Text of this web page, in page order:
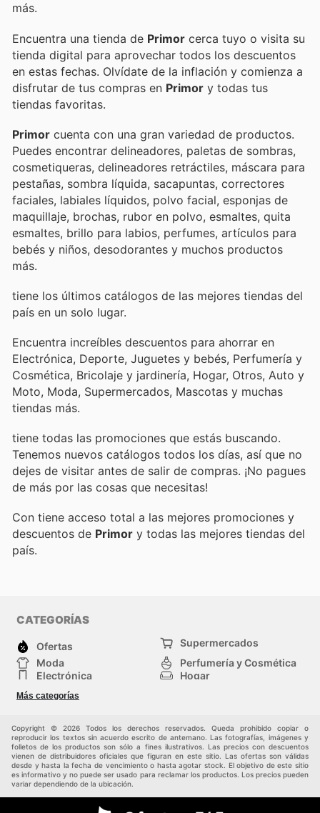
más.
Encuentra una tienda de Primor cerca tuyo o visita su
tienda digital para aprovechar todos los descuentos
en estas fechas. Olvídate de la inflación y comienza a
disfrutar de tus compras en Primor y todas tus
tiendas favoritas.
Primor cuenta con una gran variedad de productos.
Puedes encontrar delineadores, paletas de sombras,
cosmetiqueras, delineadores retráctiles, máscara para
pestañas, sombra líquida, sacapuntas, correctores
faciales, labiales líquidos, polvo facial, esponjas de
maquillaje, brochas, rubor en polvo, esmaltes, quita
esmaltes, brillo para labios, perfumes, artículos para
bebés y niños, desodorantes y muchos productos
más.
tiene los últimos catálogos de las mejores tiendas del
país en un solo lugar.
Encuentra increíbles descuentos para ahorrar en
Electrónica, Deporte, Juguetes y bebés, Perfumería y
Cosmética, Bricolaje y jardinería, Hogar, Otros, Auto y
Moto, Moda, Supermercados, Mascotas y muchas
tiendas más.
tiene todas las promociones que estás buscando.
Tenemos nuevos catálogos todos los días, así que no
dejes de visitar antes de salir de compras. ¡No pagues
de más por las cosas que necesitas!
Con tiene acceso total a las mejores promociones y
descuentos de Primor y todas las mejores tiendas del
país.
CATEGORÍAS
Ofertas
Supermercados
Moda
Perfumería y Cosmética
Electrónica
Hogar
Deporte
Juguetes y bebés
Más categorías
Copyright © 2026 Todos los derechos reservados. Queda prohibido copiar o
reproducir los textos sin acuerdo escrito de antemano. Las fotografías, imágenes y
folletos de los productos son sólo a fines ilustrativos. Las precios con descuentos
vienen de distribuidores oficiales que figuran en este sitio. Las ofertas son válidas
desde y hasta la fecha de vencimiento o hasta agotar stock. El objetivo de este sitio
es informativo y no puede ser usado para reclamar los productos. Los precios pueden
variar dependiendo de la ubicación.